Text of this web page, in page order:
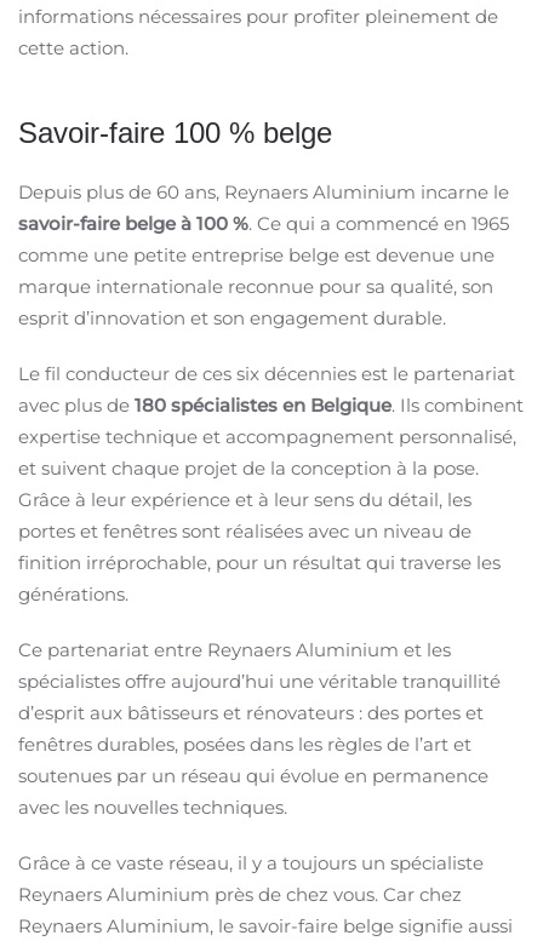
informations nécessaires pour profiter pleinement de
cette action.
Savoir-faire 100 % belge
Depuis plus de 60 ans, Reynaers Aluminium incarne le
savoir-faire belge à 100 %. Ce qui a commencé en 1965
comme une petite entreprise belge est devenue une
marque internationale reconnue pour sa qualité, son
esprit d’innovation et son engagement durable.
Le fil conducteur de ces six décennies est le partenariat
avec plus de 180 spécialistes en Belgique. Ils combinent
expertise technique et accompagnement personnalisé,
et suivent chaque projet de la conception à la pose.
Grâce à leur expérience et à leur sens du détail, les
portes et fenêtres sont réalisées avec un niveau de
finition irréprochable, pour un résultat qui traverse les
générations.
Ce partenariat entre Reynaers Aluminium et les
spécialistes offre aujourd’hui une véritable tranquillité
d’esprit aux bâtisseurs et rénovateurs : des portes et
fenêtres durables, posées dans les règles de l’art et
soutenues par un réseau qui évolue en permanence
avec les nouvelles techniques.
Grâce à ce vaste réseau, il y a toujours un spécialiste
Reynaers Aluminium près de chez vous. Car chez
Reynaers Aluminium, le savoir-faire belge signifie aussi